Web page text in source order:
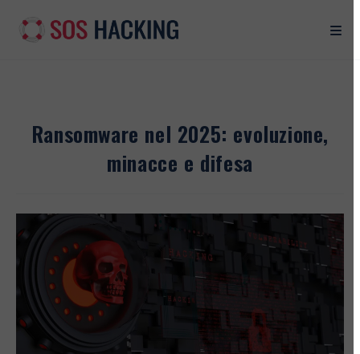
Ransomware nel 2025: evoluzione,
minacce e difesa